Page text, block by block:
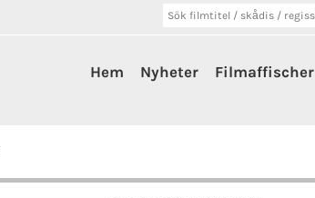
Hem Nyheter Filmaffischer